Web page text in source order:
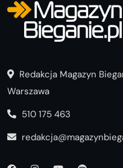
Redakcja Magazyn
Warszawa
510 175 463